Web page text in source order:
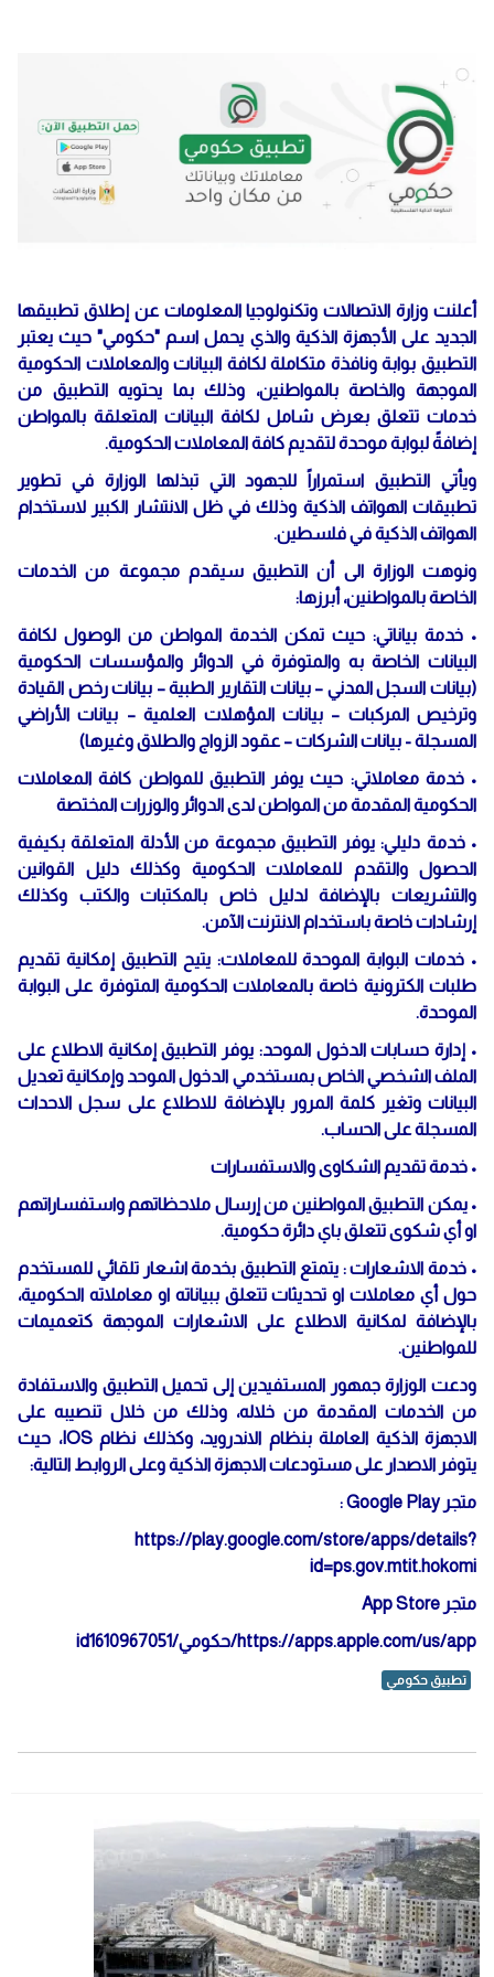
أعلنت وزارة الاتصالات وتكنولوجيا المعلومات عن إطلاق تطبيقها
الجديد على الأجهزة الذكية والذي يحمل اسم "حكومي" حيث يعتبر
التطبيق بوابة ونافذة متكاملة لكافة البيانات والمعاملات الحكومية
الموجهة والخاصة بالمواطنين، وذلك بما يحتويه التطبيق من
خدمات تتعلق بعرض شامل لكافة البيانات المتعلقة بالمواطن
إضافةً لبوابة موحدة لتقديم كافة المعاملات الحكومية.
ويأتي التطبيق استمراراً للجهود التي تبذلها الوزارة في تطوير
تطبيقات الهواتف الذكية وذلك في ظل الانتشار الكبير لاستخدام
الهواتف الذكية في فلسطين.
ونوهت الوزارة الى أن التطبيق سيقدم مجموعة من الخدمات
الخاصة بالمواطنين، أبرزها:
• خدمة بياناتي: حيث تمكن الخدمة المواطن من الوصول لكافة
البيانات الخاصة به والمتوفرة في الدوائر والمؤسسات الحكومية
(بيانات السجل المدني – بيانات التقارير الطبية – بيانات رخص القيادة
وترخيص المركبات – بيانات المؤهلات العلمية – بيانات الأراضي
المسجلة - بيانات الشركات – عقود الزواج والطلاق وغيرها)
• خدمة معاملاتي: حيث يوفر التطبيق للمواطن كافة المعاملات
الحكومية المقدمة من المواطن لدى الدوائر والوزرات المختصة
• خدمة دليلي: يوفر التطبيق مجموعة من الأدلة المتعلقة بكيفية
الحصول والتقدم للمعاملات الحكومية وكذلك دليل القوانين
والتشريعات بالإضافة لدليل خاص بالمكتبات والكتب وكذلك
إرشادات خاصة باستخدام الانترنت الآمن.
• خدمات البوابة الموحدة للمعاملات: يتيح التطبيق إمكانية تقديم
طلبات الكترونية خاصة بالمعاملات الحكومية المتوفرة على البوابة
الموحدة.
• إدارة حسابات الدخول الموحد: يوفر التطبيق إمكانية الاطلاع على
الملف الشخصي الخاص بمستخدمي الدخول الموحد وإمكانية تعديل
البيانات وتغير كلمة المرور بالإضافة للاطلاع على سجل الاحداث
المسجلة على الحساب.
• خدمة تقديم الشكاوى والاستفسارات
• يمكن التطبيق المواطنين من إرسال ملاحظاتهم واستفساراتهم
او أي شكوى تتعلق باي دائرة حكومية.
• خدمة الاشعارات : يتمتع التطبيق بخدمة اشعار تلقائي للمستخدم
حول أي معاملات او تحديثات تتعلق ببياناته او معاملاته الحكومية،
بالإضافة لمكانية الاطلاع على الاشعارات الموجهة كتعميمات
للمواطنين.
ودعت الوزارة جمهور المستفيدين إلى تحميل التطبيق والاستفادة
من الخدمات المقدمة من خلاله، وذلك من خلال تنصيبه على
الاجهزة الذكية العاملة بنظام الاندرويد، وكذلك نظام IOS، حيث
يتوفر الاصدار على مستودعات الاجهزة الذكية وعلى الروابط التالية:
متجر Google Play :
https://play.google.com/store/apps/details?
id=ps.gov.mtit.hokomi
متجر App Store
https://apps.apple.com/us/app/حكومي/id1610967051
تطبيق حكومي